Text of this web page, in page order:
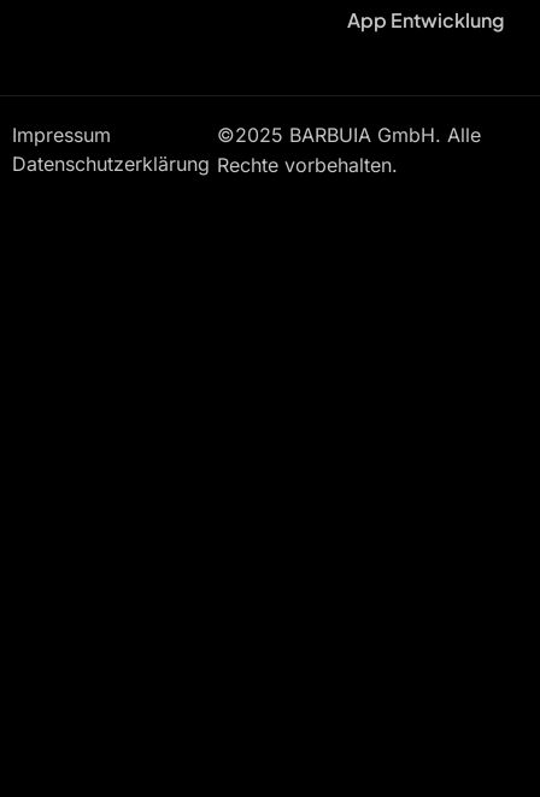
App Entwicklung
Impressum
Datenschutzerklärung
©2025 BARBUIA GmbH. Alle
Rechte vorbehalten.